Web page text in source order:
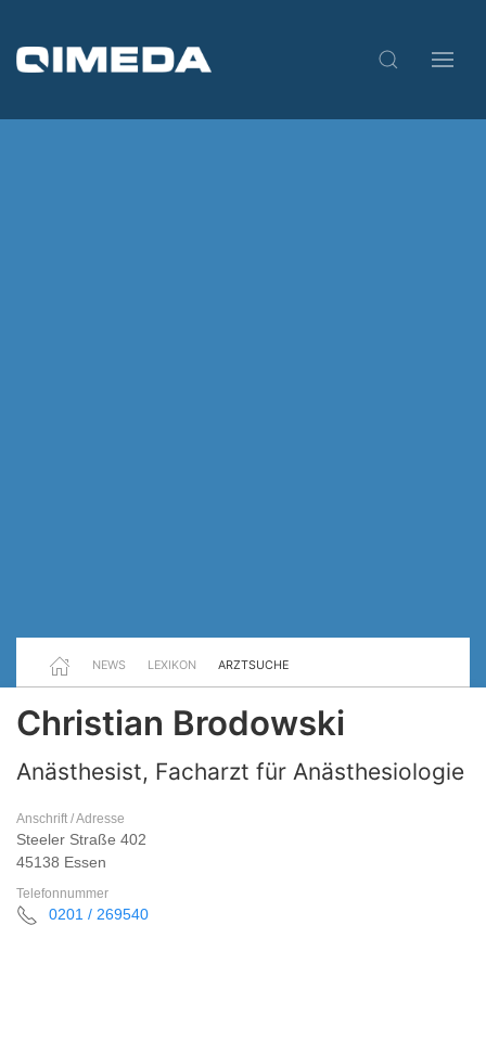
NEWS LEXIKON ARZTSUCHE
Christian Brodowski
Anästhesist, Facharzt für Anästhesiologie
Anschrift / Adresse
Steeler Straße 402
45138 Essen
Telefonnummer
0201 / 269540